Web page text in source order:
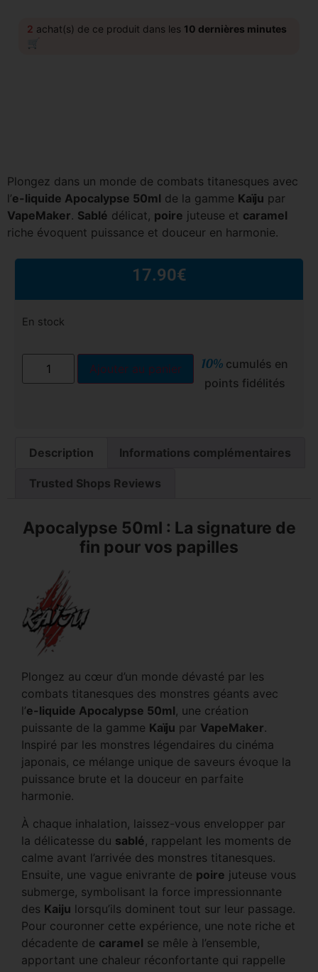
2 achat(s) de ce produit dans les 10 dernières minutes
🛒
Plongez dans un monde de combats titanesques avec
l’e-liquide Apocalypse 50ml de la gamme Kaïju par
VapeMaker. Sablé délicat, poire juteuse et caramel
riche évoquent puissance et douceur en harmonie.
17.90€
En stock
Ajouter au panier 10% cumulés en
points fidélités
Description Informations complémentaires
Trusted Shops Reviews
Apocalypse 50ml : La signature de
fin pour vos papilles
Plongez au cœur d’un monde dévasté par les
combats titanesques des monstres géants avec
l’e-liquide Apocalypse 50ml, une création
puissante de la gamme Kaïju par VapeMaker.
Inspiré par les monstres légendaires du cinéma
japonais, ce mélange unique de saveurs évoque la
puissance brute et la douceur en parfaite
harmonie.
À chaque inhalation, laissez-vous envelopper par
la délicatesse du sablé, rappelant les moments de
calme avant l’arrivée des monstres titanesques.
Ensuite, une vague enivrante de poire juteuse vous
submerge, symbolisant la force impressionnante
des Kaiju lorsqu’ils dominent tout sur leur passage.
Pour couronner cette expérience, une note riche et
décadente de caramel se mêle à l’ensemble,
apportant une chaleur réconfortante qui rappelle